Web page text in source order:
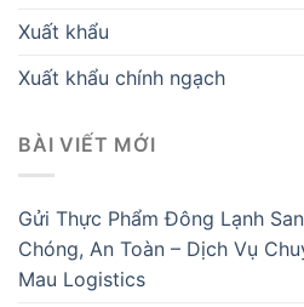
Xuất khẩu
Xuất khẩu chính ngạch
BÀI VIẾT MỚI
Gửi Thực Phẩm Đông Lạnh
Chóng, An Toàn – Dịch Vụ
Mau Logistics